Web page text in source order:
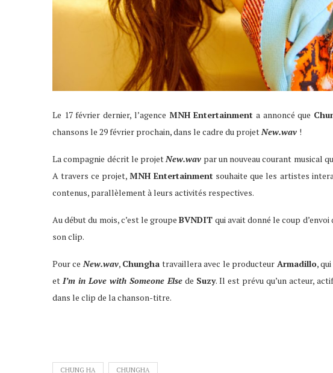
Le 17 février dernier, l’agence MNH Entertainment a annoncé que
chansons le 29 février prochain, dans le cadre du projetNew.wav !
La compagnie décrit le projetNew.wav par un nouveau courant musical
A travers ce projet,MNH Entertainment souhaite que les artistes
contenus, parallèlement à leurs activités respectives.
Au début du mois, c’est le groupeBVNDIT qui avait donné le coup
son clip.
Pour ceNew.wav, Chungha travaillera avec le producteur Armadillo,
et I’m in Love with Someone Else de Suzy. Il est prévu qu’un acteur,
dans le clip de la chanson-titre.
CHUNG HA CHUNGHA